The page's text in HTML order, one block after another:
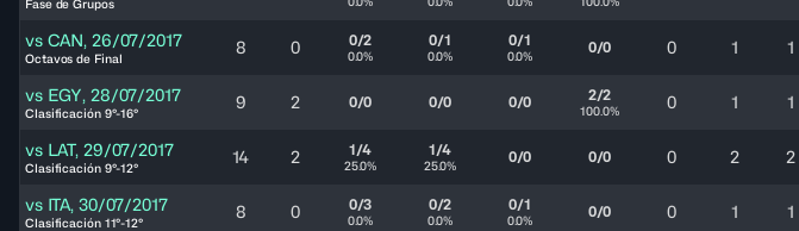
Fase de Grupos
vs CAN, 26/07/2017
Octavos de Final
8 0 0/2
0.0%
0/1
0.0%
0/1
0.0% 0/0 0 1 1
vs EGY, 28/07/2017
Clasificación 9°-16°
9 2 0/0 0/0 0/0 2/2
100.0% 0 1 1
vs LAT, 29/07/2017
Clasificación 9°-12°
14 2 1/4
25.0%
1/4
25.0% 0/0 0/0 0 2 2
vs ITA, 30/07/2017
Clasificación 11°-12°
8 0 0/3
0.0%
0/2
0.0%
0/1
0.0% 0/0 0 1 1